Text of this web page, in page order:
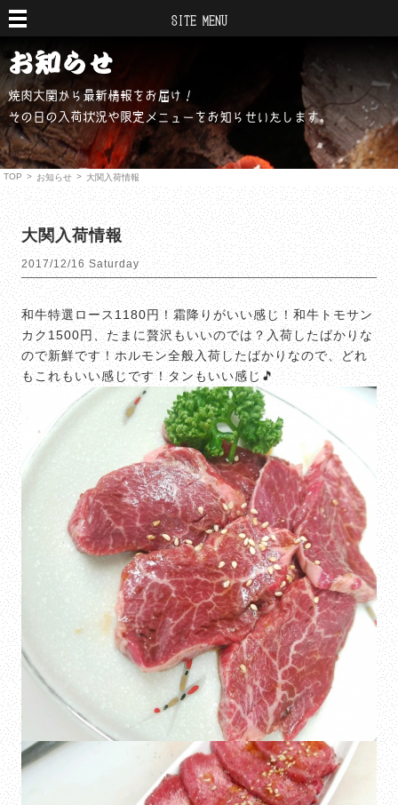
SITE MENU
焼肉大関から最新情報をお届け！
その日の入荷状況や限定メニューをお知らせいたします。
TOP > お知らせ > 大関入荷情報
大関入荷情報
2017/12/16 Saturday
和牛特選ロース1180円！霜降りがいい感じ！和牛トモサン
カク1500円、たまに贅沢もいいのでは？入荷したばかりな
ので新鮮です！ホルモン全般入荷したばかりなので、どれ
もこれもいい感じです！タンもいい感じ🎵